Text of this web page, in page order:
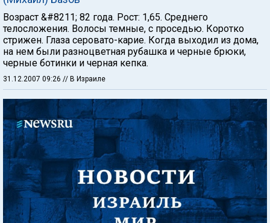
Возраст &#8211; 82 года. Рост: 1,65. Среднего
телосложения. Волосы темные, с проседью. Коротко
стрижен. Глаза серовато-карие. Когда выходил из дома,
на нем были разноцветная рубашка и черные брюки,
черные ботинки и черная кепка.
31.12.2007 09:26 // В Израиле